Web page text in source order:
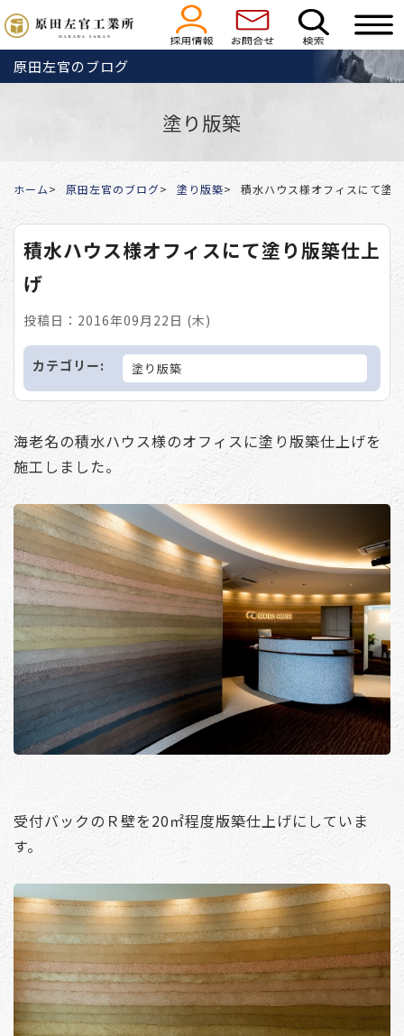
原田左官のブログ
塗り版築
ホーム 原田左官のブログ 塗り版築 積水ハウス様オフィスにて塗
積水ハウス様オフィスにて塗り版築仕上
げ
投稿日：2016年09月22日 (木)
カテゴリー: 塗り版築
海老名の積水ハウス様のオフィスに塗り版築仕上げを
施工しました。
受付バックのＲ壁を20㎡程度版築仕上げにしていま
す。